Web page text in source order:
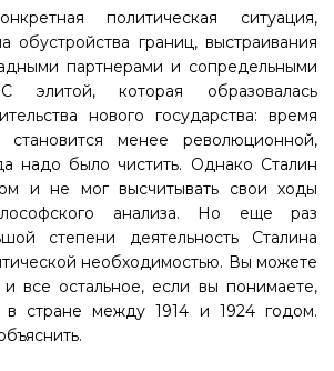
политическая ситуация,
обустройства границ, выстраивания
партнерами и сопредельными
С элитой, которая образовалась
нового государства: время
менее революционной,
надо было чистить. Однако Сталин
и не мог высчитывать свои ходы
анализа. Но еще раз
степени деятельность Сталина
необходимостью. Вы можете
и все остальное, если вы понимаете,
в стране между 1914 и 1924 годом.